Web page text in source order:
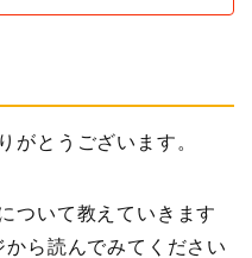
がとうございます。
ついて教えていきます
ら読んでみてください